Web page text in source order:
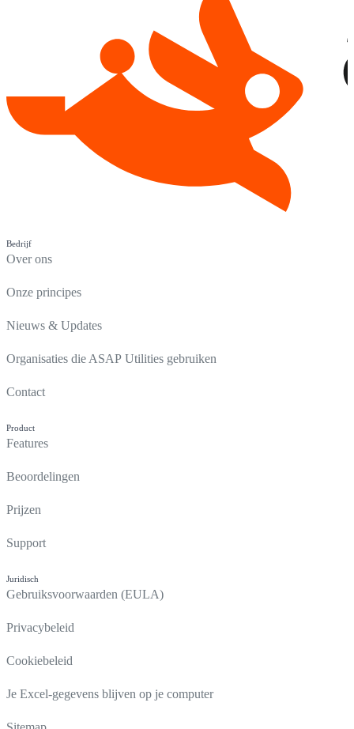
Bedrijf
Over ons
Onze principes
Nieuws & Updates
Organisaties die ASAP Utilities gebruiken
Contact
Product
Features
Beoordelingen
Prijzen
Support
Juridisch
Gebruiksvoorwaarden (EULA)
Privacybeleid
Cookiebeleid
Je Excel-gegevens blijven op je computer